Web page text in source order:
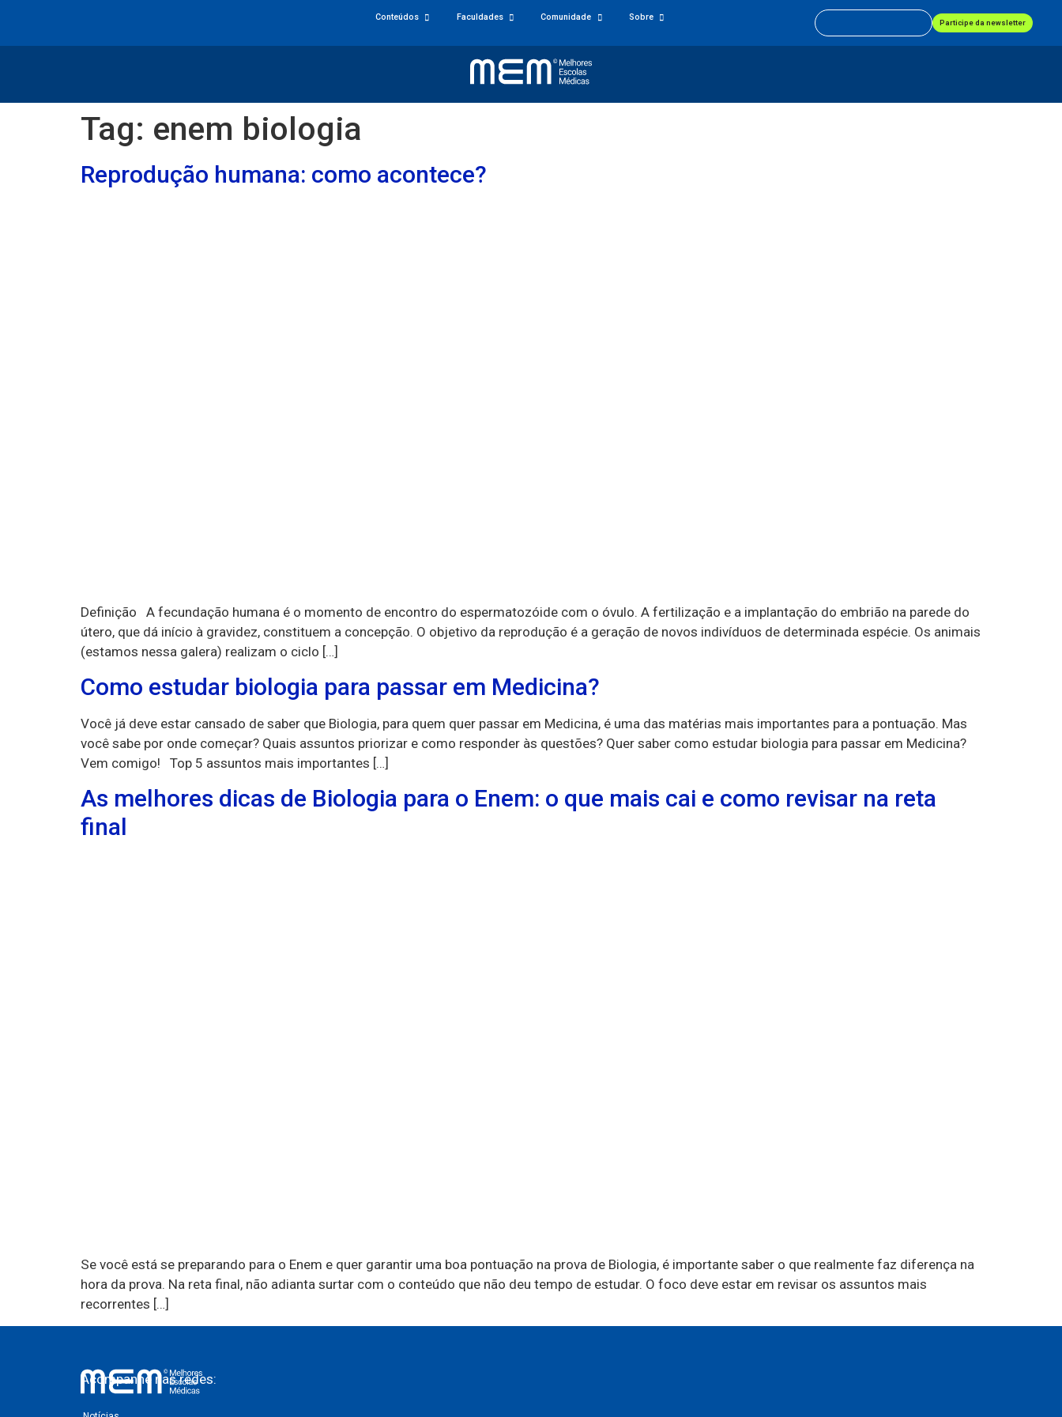
Conteúdos Faculdades Comunidade Sobre
Participe da newsletter
Tag: enem biologia
Reprodução humana: como acontece?
Definição A fecundação humana é o momento de encontro do espermatozóide com o óvulo. A fertilização e a implantação do embrião na parede do
útero, que dá início à gravidez, constituem a concepção. O objetivo da reprodução é a geração de novos indivíduos de determinada espécie. Os animais
(estamos nessa galera) realizam o ciclo […]
Como estudar biologia para passar em Medicina?
Você já deve estar cansado de saber que Biologia, para quem quer passar em Medicina, é uma das matérias mais importantes para a pontuação. Mas
você sabe por onde começar? Quais assuntos priorizar e como responder às questões? Quer saber como estudar biologia para passar em Medicina?
Vem comigo! Top 5 assuntos mais importantes […]
As melhores dicas de Biologia para o Enem: o que mais cai e como revisar na reta
final
Se você está se preparando para o Enem e quer garantir uma boa pontuação na prova de Biologia, é importante saber o que realmente faz diferença na
hora da prova. Na reta final, não adianta surtar com o conteúdo que não deu tempo de estudar. O foco deve estar em revisar os assuntos mais
recorrentes […]
Acompanhe nas redes: